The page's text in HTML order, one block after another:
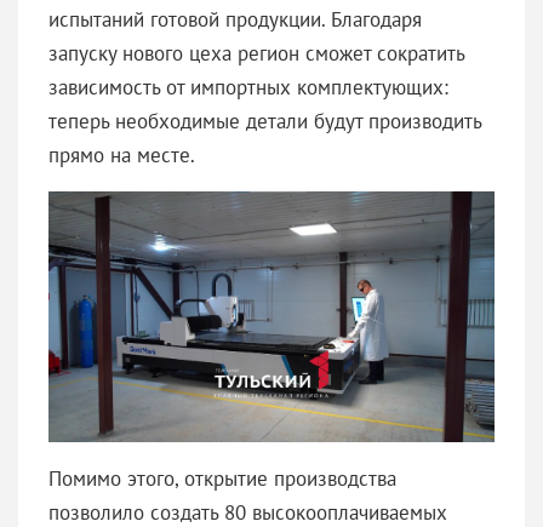
испытаний готовой продукции. Благодаря
запуску нового цеха регион сможет сократить
зависимость от импортных комплектующих:
теперь необходимые детали будут производить
прямо на месте.
Помимо этого, открытие производства
позволило создать 80 высокооплачиваемых